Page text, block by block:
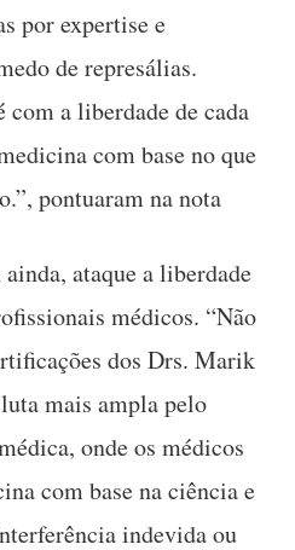
por expertise e
de represálias.
a liberdade de cada
com base no que
pontuaram na nota
ataque a liberdade
médicos. “Não
dos Drs. Marik
mais ampla pelo
onde os médicos
com base na ciência e
indevida ou